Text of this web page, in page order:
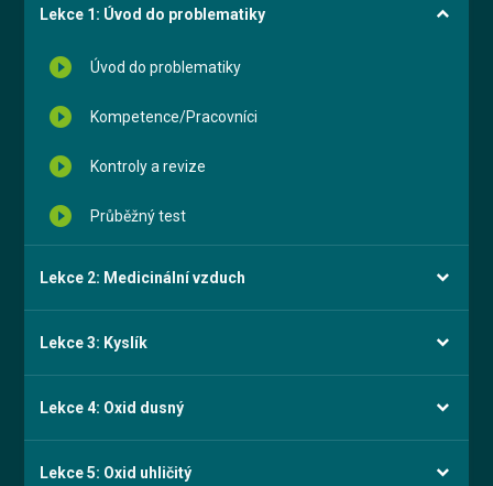
Lekce 1: Úvod do problematiky
play_circle_filled Úvod do problematiky
play_circle_filled Kompetence/Pracovníci
play_circle_filled Kontroly a revize
play_circle_filled Průběžný test
Lekce 2: Medicinální vzduch
Lekce 3: Kyslík
Lekce 4: Oxid dusný
Lekce 5: Oxid uhličitý